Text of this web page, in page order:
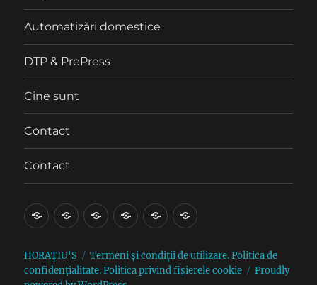
Automatizări domestice
DTP & PrePress
Cine sunt
Contact
Contact
Blog Automatizări
domestice
DTP
PrePress
Cine
sunt
ContactContact
HORAȚIU'S
Termeni și condiții de utilizare. Politica de
confidențialitate. Politica privind fișierele cookie
Proudly